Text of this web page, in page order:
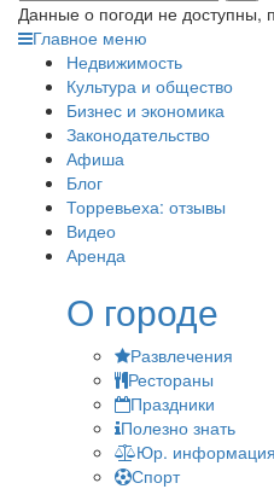
Данные о погоди не доступны,
Главное меню
Недвижимость
Культура и общество
Бизнес и экономика
Законодательство
Афиша
Блог
Торревьеха: отзывы
Видео
Аренда
О городе
Развлечения
Рестораны
Праздники
Полезно знать
Юр. информация
Спорт